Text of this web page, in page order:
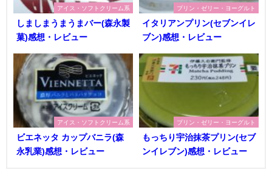
アイス・ソフトクリーム系
しましまうまうまバー(森永製
菓)感想・レビュー
プリン・ゼリー・ヨーグルト
イタリアンプリン(セブンイレ
ブン)感想・レビュー
アイス・ソフトクリーム系
ビエネッタ カップバニラ(森
永乳業)感想・レビュー
プリン・ゼリー・ヨーグルト
もっちり宇治抹茶プリン(セブ
ンイレブン)感想・レビュー